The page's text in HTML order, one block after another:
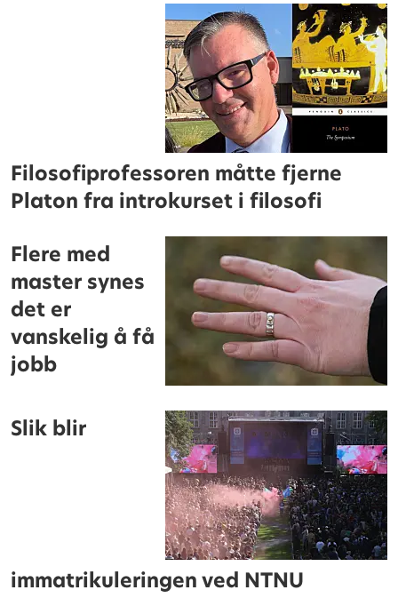
Filosofiprofessoren måtte fjerne
Platon fra introkurset i filosofi
Flere med
master synes
det er
vanskelig å få
jobb
Slik blir
immatrikuleringen ved NTNU